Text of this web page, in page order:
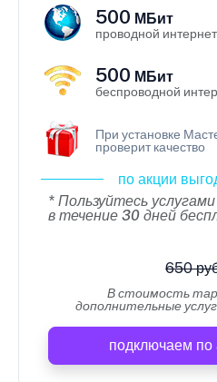
500 МБит
проводной интернет
500 МБит
беспроводной
При установке
проверит качество
по акции
* Пользуйтесь услугами
в течение 30 дней
650
В стоимость
дополнительные
подключаем по